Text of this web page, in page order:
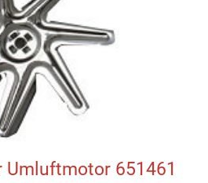
Umluftmotor 651461